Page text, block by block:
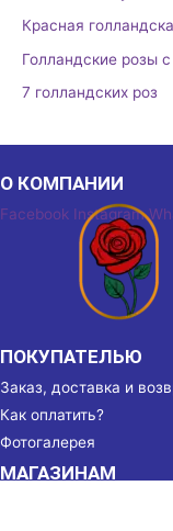
Красная
Голландские розы
7 голландских роз
О КОМПАНИИ
Facebook Instagram
ПОКУПАТЕЛЬЮ
Заказ, доставка и
Как оплатить?
Фотогалерея
МАГАЗИНАМ